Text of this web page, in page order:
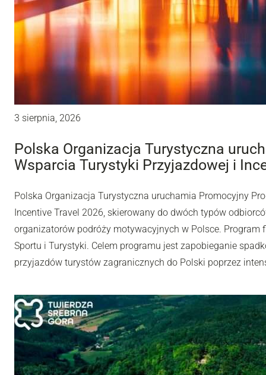
3 sierpnia, 2026
Polska Organizacja Turystyczna
Wsparcia Turystyki Przyjazdowej i
Polska Organizacja Turystyczna uruchamia Promocyjny
Incentive Travel 2026, skierowany do dwóch typów
organizatorów podróży motywacyjnych w Polsce.
Sportu i Turystyki. Celem programu jest zapobieganie
przyjazdów turystów zagranicznych do Polski poprzez